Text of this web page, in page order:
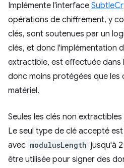
Implémente l'interface
opérations de chiffrement, y
clés, sont soutenues par un
clés, et donc l'implémentation
extractible, est effectuée dans
donc moins protégées que les
matériel.
Seules les clés non
Le seul type de clé accepté est
avec modulusLength jusqu'à
être utilisée pour signer des